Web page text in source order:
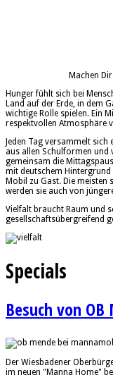
Machen
Hunger fühlt sich bei
Land auf der Erde, in dem
wichtige Rolle spielen. Ein
respektvollen Atmosphäre
Jeden Tag versammelt
aus allen Schulformen und
gemeinsam die
mit deutschem
Mobil zu Gast. Die meisten
werden sie auch von
Vielfalt braucht Raum und
gesellschaftsübergreifend
Specials
Besuch von OB
Der Wiesbadener
im neuen "Manna Home"